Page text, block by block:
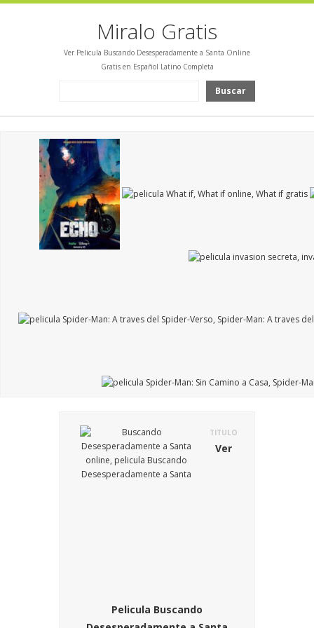
Miralo Gratis
Ver Pelicula Buscando Desesperadamente a Santa Online
Gratis en Español Latino Completa
Buscar
TITULO
Ver
Pelicula Buscando